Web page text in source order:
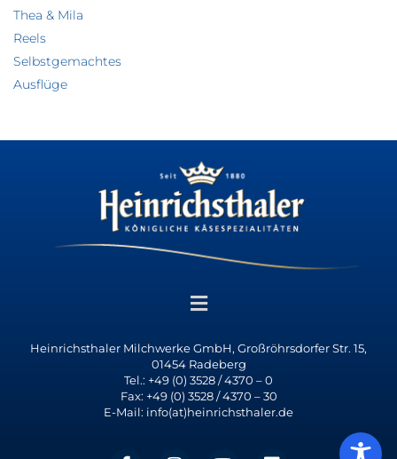
Thea & Mila
Reels
Selbstgemachtes
Ausflüge
Heinrichsthaler Milchwerke GmbH, Großröhrsdorfer Str. 15,
01454 Radeberg
Tel.: +49 (0) 3528 / 4370 – 0
Fax: +49 (0) 3528 / 4370 – 30
E-Mail: info(at)heinrichsthaler.de